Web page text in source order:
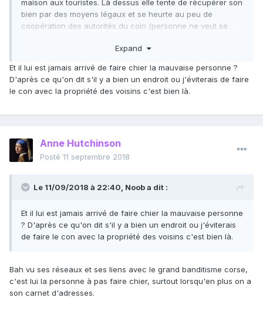
maison aux touristes. Là dessus elle tente de récupérer son
bien par des moyens légaux et se heurte au peu de
coopération des autorités du coin (personne ne veut se
déplait...), malgré un jugement en sa faveur en 2009. Elle
lourde ce qui lui permet enfin de récupérer son bien.
Puis elle se rend compte que Paulo, mauvais joueur a
d'obtenir des indemnités en portant plainte pour "violation
et dégradation de domicile". Étrangement sa plainte est
enquête en 2015. Le résultat du procès là est le résultat de
On est pas dans un simple litige entre particuliers ou contre
des squaters. Là il s'agit un type en lien avec le grand
documents. Ce cas est tout sauf une généralité...
Expand
Et il lui est jamais arrivé de faire chier la mauvaise personne ?
D'après ce qu'on dit s'il y a bien un endroit ou j'éviterais de faire
le con avec la propriété des voisins c'est bien là.
Anne Hutchinson
Posté 11 septembre 2018
Le 11/09/2018 à 22:40, Nooba dit :
Et il lui est jamais arrivé de faire chier la mauvaise personne
? D'après ce qu'on dit s'il y a bien un endroit ou j'éviterais
de faire le con avec la propriété des voisins c'est bien là.
Bah vu ses réseaux et ses liens avec le grand banditisme corse,
c'est lui la personne à pas faire chier, surtout lorsqu'en plus on a
son carnet d'adresses.